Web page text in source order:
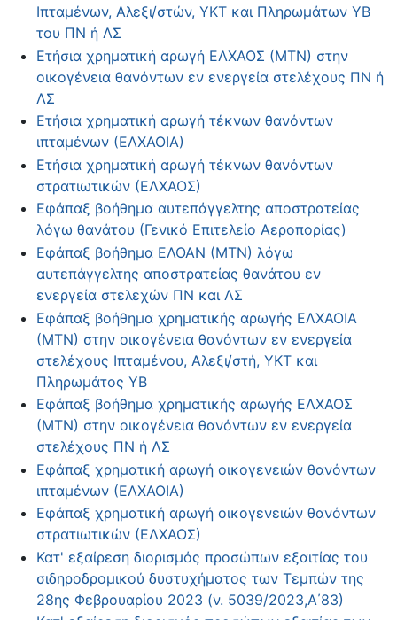
Ιπταμένων, Αλεξι/στών, ΥΚΤ και Πληρωμάτων ΥΒ
του ΠΝ ή ΛΣ
Ετήσια χρηματική αρωγή ΕΛΧΑΟΣ (MTN) στην
οικογένεια θανόντων εν ενεργεία στελέχους ΠΝ ή
ΛΣ
Ετήσια χρηματική αρωγή τέκνων θανόντων
ιπταμένων (ΕΛΧΑΟΙΑ)
Ετήσια χρηματική αρωγή τέκνων θανόντων
στρατιωτικών (ΕΛΧΑΟΣ)
Εφάπαξ βοήθημα αυτεπάγγελτης αποστρατείας
λόγω θανάτου (Γενικό Επιτελείο Αεροπορίας)
Εφάπαξ βοήθημα ΕΛΟΑΝ (ΜΤΝ) λόγω
αυτεπάγγελτης αποστρατείας θανάτου εν
ενεργεία στελεχών ΠΝ και ΛΣ
Εφάπαξ βοήθημα χρηματικής αρωγής ΕΛΧΑΟΙΑ
(MTN) στην οικογένεια θανόντων εν ενεργεία
στελέχους Ιπταμένου, Αλεξι/στή, ΥΚΤ και
Πληρωμάτος ΥΒ
Εφάπαξ βοήθημα χρηματικής αρωγής ΕΛΧΑΟΣ
(MTN) στην οικογένεια θανόντων εν ενεργεία
στελέχους ΠΝ ή ΛΣ
Εφάπαξ χρηματική αρωγή οικογενειών θανόντων
ιπταμένων (ΕΛΧΑΟΙΑ)
Εφάπαξ χρηματική αρωγή οικογενειών θανόντων
στρατιωτικών (ΕΛΧΑΟΣ)
Κατ' εξαίρεση διορισμός προσώπων εξαιτίας του
σιδηροδρομικού δυστυχήματος των Τεμπών της
28ης Φεβρουαρίου 2023 (ν. 5039/2023,Α΄83)